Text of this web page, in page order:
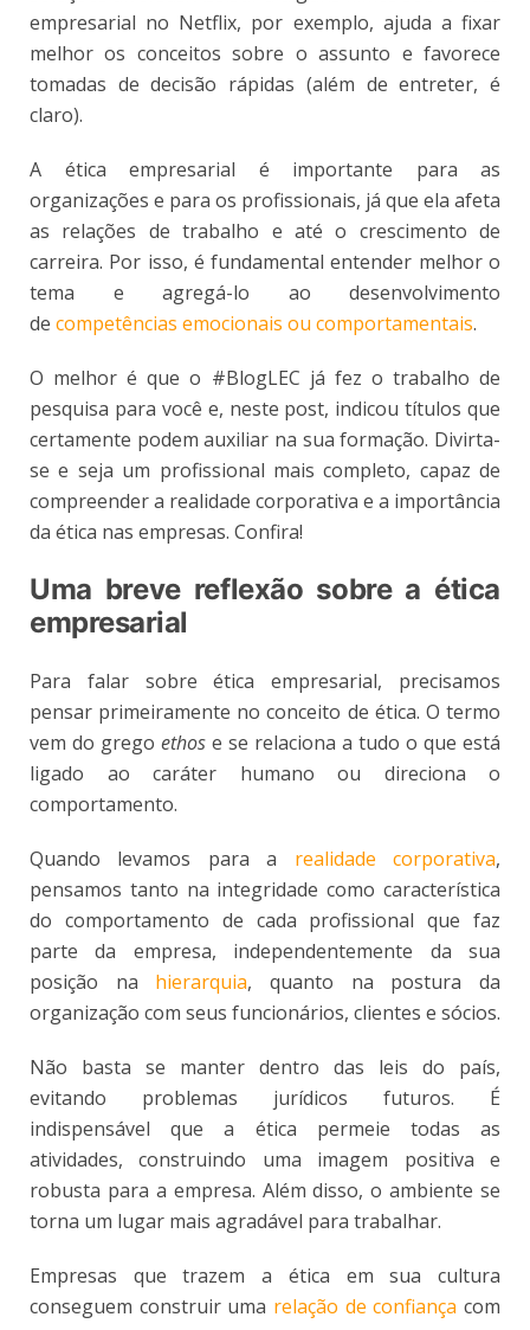
empresarial no Netflix, por exemplo, ajuda a fixar
melhor os conceitos sobre o assunto e favorece
tomadas de decisão rápidas (além de entreter, é
claro).
A ética empresarial é importante para as
organizações e para os profissionais, já que ela afeta
as relações de trabalho e até o crescimento de
carreira. Por isso, é fundamental entender melhor o
tema e agregá-lo ao desenvolvimento
de competências emocionais ou comportamentais.
O melhor é que o #BlogLEC já fez o trabalho de
pesquisa para você e, neste post, indicou títulos que
certamente podem auxiliar na sua formação. Divirta-
se e seja um profissional mais completo, capaz de
compreender a realidade corporativa e a importância
da ética nas empresas. Confira!
Uma breve reflexão sobre a ética
empresarial
Para falar sobre ética empresarial, precisamos
pensar primeiramente no conceito de ética. O termo
vem do grego ethos e se relaciona a tudo o que está
ligado ao caráter humano ou direciona o
comportamento.
Quando levamos para a realidade corporativa,
pensamos tanto na integridade como característica
do comportamento de cada profissional que faz
parte da empresa, independentemente da sua
posição na hierarquia, quanto na postura da
organização com seus funcionários, clientes e sócios.
Não basta se manter dentro das leis do país,
evitando problemas jurídicos futuros. É
indispensável que a ética permeie todas as
atividades, construindo uma imagem positiva e
robusta para a empresa. Além disso, o ambiente se
torna um lugar mais agradável para trabalhar.
Empresas que trazem a ética em sua cultura
conseguem construir uma relação de confiança com